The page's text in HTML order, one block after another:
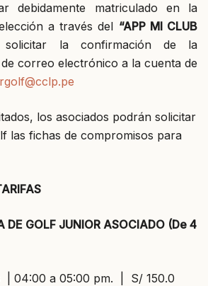
debidamente matriculado en la
a través del “APP MI CLUB
la confirmación de la
correo electrónico a la cuenta de
los asociados podrán solicitar
las fichas de compromisos para
DE GOLF JUNIOR ASOCIADO (De 4
| 04:00 a 05:00 pm. | S/ 150.0